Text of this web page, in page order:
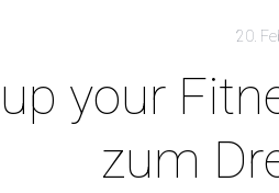
20.
your
zum